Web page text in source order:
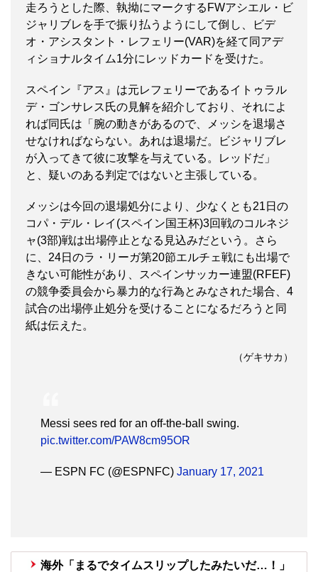
走ろうとした際、執拗にマークするFWアシエル・ビ
ジャリブレを手で振り払うようにして倒し、ビデ
オ・アシスタント・レフェリー(VAR)を経て同アデ
ィショナルタイム1分にレッドカードを受けた。
スペイン『アス』は元レフェリーであるイトゥラル
デ・ゴンサレス氏の見解を紹介しており、それによ
れば同氏は「腕の動きがあるので、メッシを退場さ
せなければならない。あれは退場だ。ビジャリブレ
が入ってきて彼に攻撃を与えている。レッドだ」
と、疑いのある判定ではないと主張している。
メッシは今回の退場処分により、少なくとも21日の
コパ・デル・レイ(スペイン国王杯)3回戦のコルネジ
ャ(3部)戦は出場停止となる見込みだという。さら
に、24日のラ・リーガ第20節エルチェ戦にも出場で
きない可能性があり、スペインサッカー連盟(RFEF)
の競争委員会から暴力的な行為とみなされた場合、4
試合の出場停止処分を受けることになるだろうと同
紙は伝えた。
（ゲキサカ）
Messi sees red for an off-the-ball swing.
pic.twitter.com/PAW8cm95OR
— ESPN FC (@ESPNFC) January 17, 2021
海外「まるでタイムスリップしたみたいだ…！」